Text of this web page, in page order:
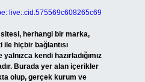
live:.cid.575569c608265c69
herhangi bir marka,
hiçbir bağlantısı
kendi hazırladığımız
Burada yer alan içerikler
olup, gerçek kurum ve